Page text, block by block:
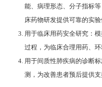
能、病理形态、分子指标
床药物研发提供可靠的实验
用于临床用药安全研究：
过程，为临床合理用药、环
用于间质性肺疾病的诊断
测，为改善患者预后提供支